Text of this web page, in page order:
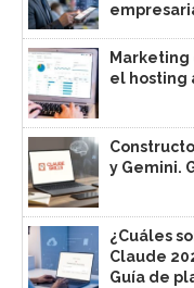
el hosting
y Gemini.
¿Cuáles
Claude
Guía de